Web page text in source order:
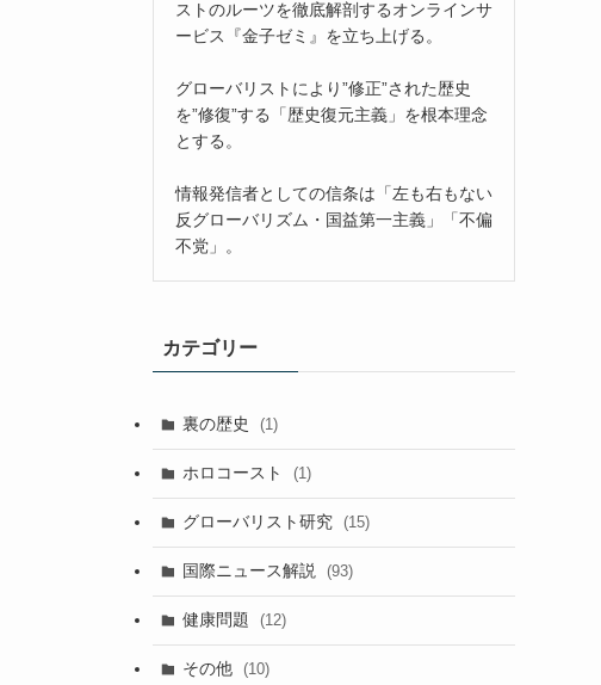
ストのルーツを徹底解剖するオンラインサ
ービス『金子ゼミ』を立ち上げる。
グローバリストにより”修正”された歴史
を”修復”する「歴史復元主義」を根本理念
とする。
情報発信者としての信条は「左も右もない
反グローバリズム・国益第一主義」「不偏
不党」。
カテゴリー
裏の歴史 (1)
ホロコースト (1)
グローバリスト研究 (15)
国際ニュース解説 (93)
健康問題 (12)
その他 (10)